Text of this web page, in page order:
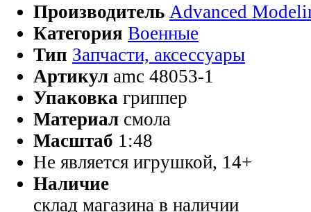
Производитель Advanced
Категория Военные
Тип Запчасти, аксессуары
Артикул amc 48053-1
Упаковка гриппер
Материал смола
Масштаб 1:48
Не является игрушкой, 14+
Наличие
склад магазина в наличии